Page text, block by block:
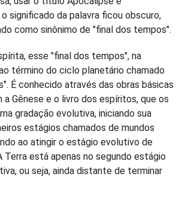
significado da palavra ficou obscuro,
como sinônimo de "final dos tempos".
esse "final dos tempos", na
término do ciclo planetário chamado
É conhecido através das obras básicas
a Gênese e o livro dos espíritos, que os
gradação evolutiva, iniciando sua
estágios chamados de mundos
ao atingir o estágio evolutivo de
Terra está apenas no segundo estágio
ou seja, ainda distante de terminar